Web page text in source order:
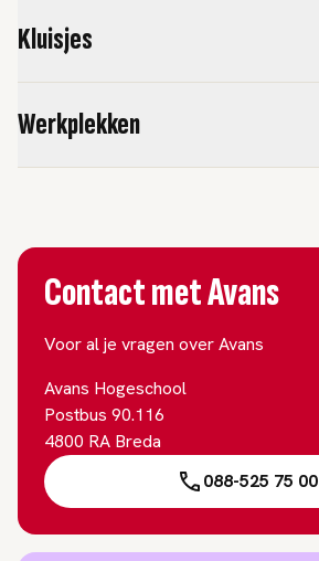
Kluisjes
Werkplekken
Contact met Avans
Voor al je vragen over Avans
Avans Hogeschool
Postbus 90.116
4800 RA Breda
088-525 75 00